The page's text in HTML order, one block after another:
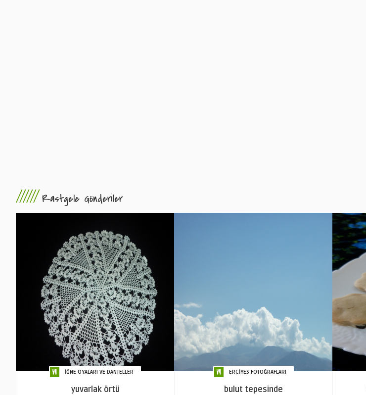
////// Rastgele Gönderiler
İĞNE OYALARI VE DANTELLER
yuvarlak örtü
ERCİYES FOTOĞRAFLARI
bulut tepesinde